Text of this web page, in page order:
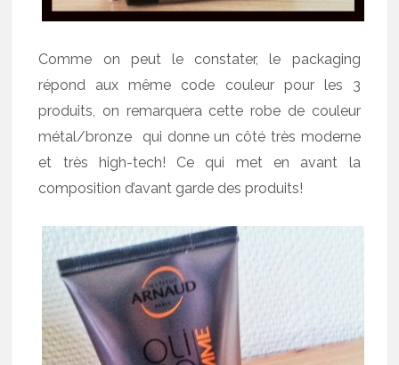
Comme on peut le constater, le packaging
répond aux même code couleur pour les 3
produits, on remarquera cette robe de couleur
métal/bronze qui donne un côté très moderne
et très high-tech! Ce qui met en avant la
composition d’avant garde des produits!